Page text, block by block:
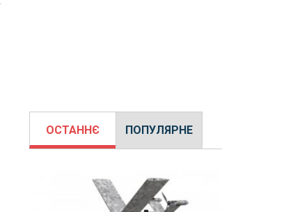
ОСТАННЄ ПОПУЛЯРНЕ